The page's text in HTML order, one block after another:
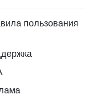
пользования